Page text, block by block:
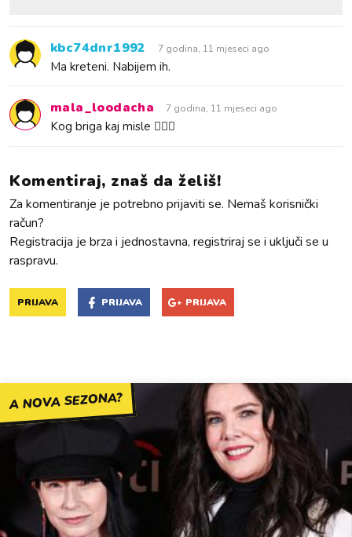
kbc74dnr1992 7 godina, 11 mjeseci ago
Ma kreteni. Nabijem ih.
mala_loodacha 7 godina, 11 mjeseci ago
Kog briga kaj misle 💁🏼‍♀️
Komentiraj, znaš da želiš!
Za komentiranje je potrebno prijaviti se. Nemaš korisnički
račun?
Registracija je brza i jednostavna, registriraj se i uključi se u
raspravu.
PRIJAVA PRIJAVA PRIJAVA
A NOVA SEZONA?